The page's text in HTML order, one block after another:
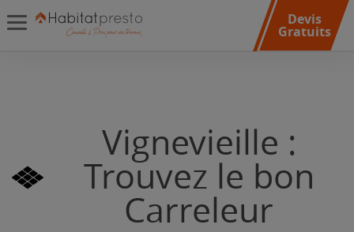
Devis
Gratuits
Vignevieille :
Trouvez le bon
Carreleur